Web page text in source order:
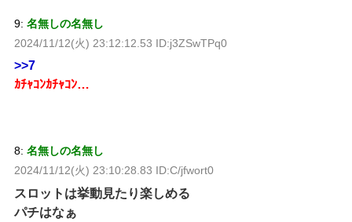
9: 名無しの名無し
2024/11/12(火) 23:12:12.53 ID:j3ZSwTPq0
>>7
ｶﾁｬｺﾝｶﾁｬｺﾝ…
8: 名無しの名無し
2024/11/12(火) 23:10:28.83 ID:C/jfwort0
スロットは挙動見たり楽しめる
パチはなぁ